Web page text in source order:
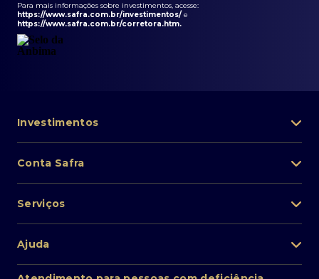
Para mais informações sobre investimentos, acesse:
https://www.safra.com.br/investimentos/ e
https://www.safra.com.br/corretora.htm.
Investimentos
Lista de fundos de investimento
Private Banking
Renda fixa
Conta Safra
Pessoa Física
Cartões
Empréstimos e financiamentos
Serviços
Perda/roubo de celular
Ajuda
Atendimento ao cliente